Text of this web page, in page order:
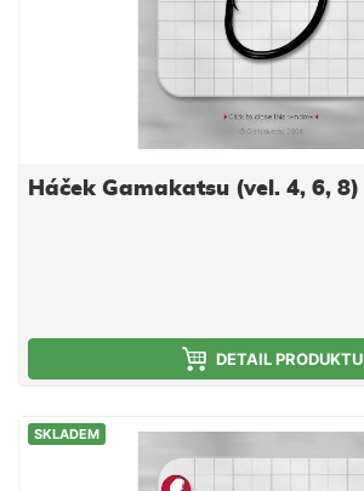
Háček Gamakatsu (vel. 4, 6, 8)
DETAIL PRODUKTU
SKLADEM